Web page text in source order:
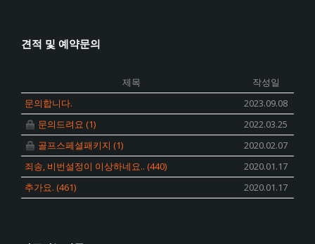
견적 및 예약문의
제목
작성일
문의합니다.
2023.09.08
문의드려요 (1)
2022.03.25
골프스페셜패키지 (1)
2020.02.07
죄송, 비번설정이 이상하네요.. (440)
2020.01.17
추가요. (461) 2020.01.17